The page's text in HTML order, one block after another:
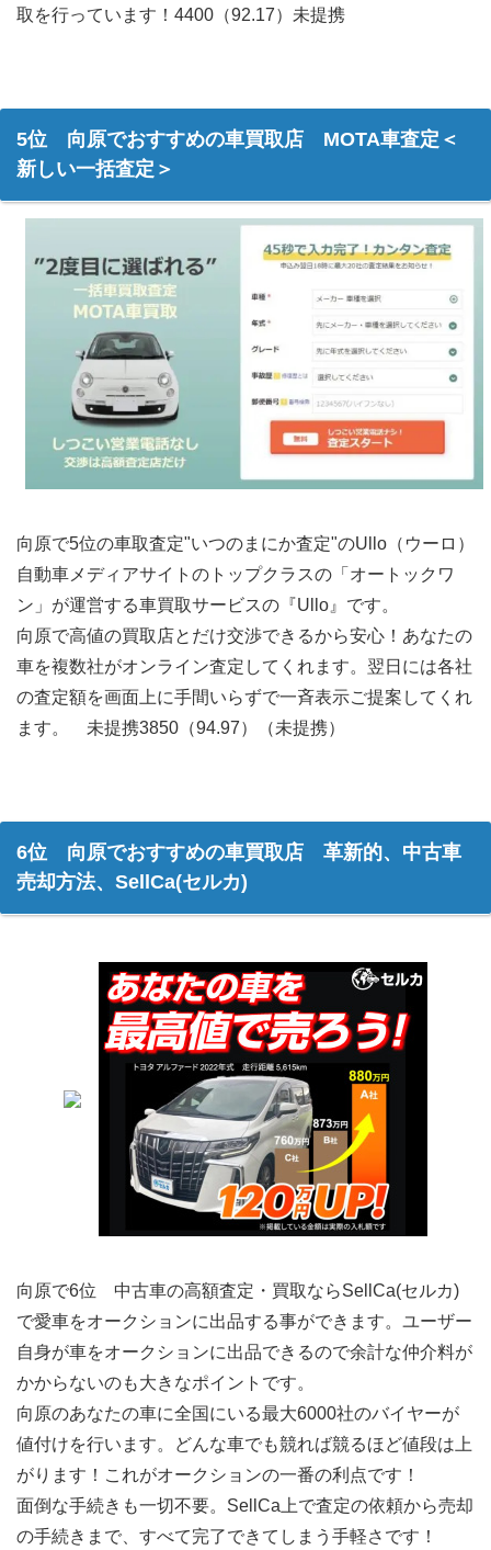
取を行っています！4400（92.17）未提携
5位 向原でおすすめの車買取店 MOTA車査定＜
新しい一括査定＞
向原で5位の車取査定"いつのまにか査定"のUllo（ウーロ）
自動車メディアサイトのトップクラスの「オートックワ
ン」が運営する車買取サービスの『Ullo』です。
向原で高値の買取店とだけ交渉できるから安心！あなたの
車を複数社がオンライン査定してくれます。翌日には各社
の査定額を画面上に手間いらずで一斉表示ご提案してくれ
ます。 未提携3850（94.97）（未提携）
6位 向原でおすすめの車買取店 革新的、中古車
売却方法、SellCa(セルカ)
向原で6位 中古車の高額査定・買取ならSellCa(セルカ)
で愛車をオークションに出品する事ができます。ユーザー
自身が車をオークションに出品できるので余計な仲介料が
かからないのも大きなポイントです。
向原のあなたの車に全国にいる最大6000社のバイヤーが
値付けを行います。どんな車でも競れば競るほど値段は上
がります！これがオークションの一番の利点です！
面倒な手続きも一切不要。SellCa上で査定の依頼から売却
の手続きまで、すべて完了できてしまう手軽さです！